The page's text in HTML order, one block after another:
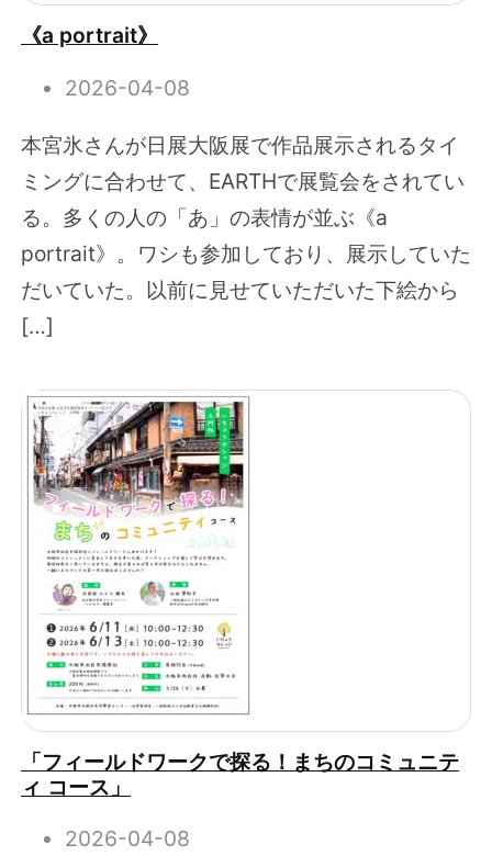
《a portrait》
2026-04-08
本宮氷さんが日展大阪展で作品展示されるタイ
ミングに合わせて、EARTHで展覧会をされてい
る。多くの人の「あ」の表情が並ぶ《a
portrait》。ワシも参加しており、展示していた
だいていた。以前に見せていただいた下絵から
[…]
「フィールドワークで探る！まちのコミュニテ
ィ コース」
2026-04-08